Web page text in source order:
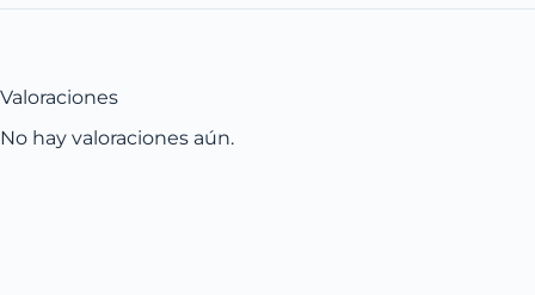
Valoraciones
No hay valoraciones aún.